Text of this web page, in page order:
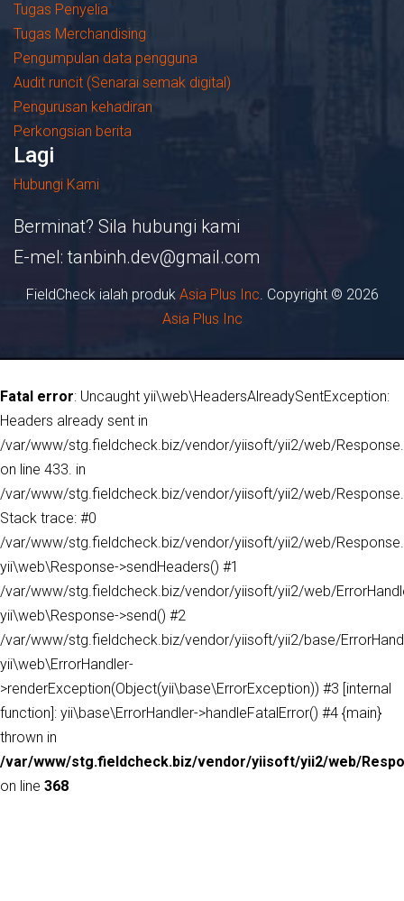
Tugas Penyelia
Tugas Merchandising
Pengumpulan data pengguna
Audit runcit (Senarai semak digital)
Pengurusan kehadiran
Perkongsian berita
Lagi
Hubungi Kami
Berminat? Sila hubungi kami
E-mel:tanbinh.dev@gmail.com
FieldCheck ialah produk Asia Plus Inc. Copyright © 2026
Asia Plus Inc
Fatal error: Uncaught yii\web\HeadersAlreadySentException:
Headers already sent in
/var/www/stg.fieldcheck.biz/vendor/yiisoft/yii2/web/
on line 433. in
/var/www/stg.fieldcheck.biz/vendor/yiisoft/yii2/web/
Stack trace: #0
/var/www/stg.fieldcheck.biz/vendor/yiisoft/yii2/web/
yii\web\Response->sendHeaders() #1
/var/www/stg.fieldcheck.biz/vendor/yiisoft/yii2/web/
yii\web\Response->send() #2
/var/www/stg.fieldcheck.biz/vendor/yiisoft/yii2/base/
yii\web\ErrorHandler-
>renderException(Object(yii\base\ErrorException)) #3 [internal
function]: yii\base\ErrorHandler->handleFatalError() #4 {main}
thrown in
/var/www/stg.fieldcheck.biz/vendor/yiisoft/yii2/web/
on line 368